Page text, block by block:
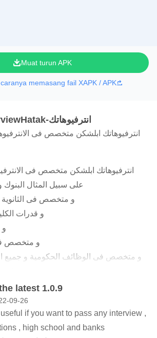
Muat turun APK
memasang fail XAPK / APK
Mengenai InterviewHatak-انترفيوهاتك
انترفيوهاتك ابلشكن متخصص فى
انترفيوهاتك ابلشكن متخصص فى
على سبيل المثال البنوك
و متخصص فى الثانوية
و قدرات
و
و متخصص
و متخصص فى الوظائف الحكومية و جميع
و تعليم جميع اللغات العالمية الانجليزية و
و امتحانات البنوك بجميع انواعها
و جميع انترفيوهات تكنولوجيا
latest 1.0.9
09-26
if you want to pass any interview ,
, high school and banks